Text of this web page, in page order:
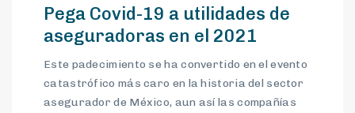
Pega Covid-19 a utilidades de
aseguradoras en el 2021
Este padecimiento se ha convertido en el evento
catastrófico más caro en la historia del sector
asegurador de México, aun así las compañías